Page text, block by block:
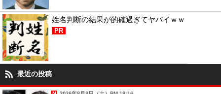
姓名判断の結果が的確過ぎてヤバイｗｗ
PR
最近の投稿